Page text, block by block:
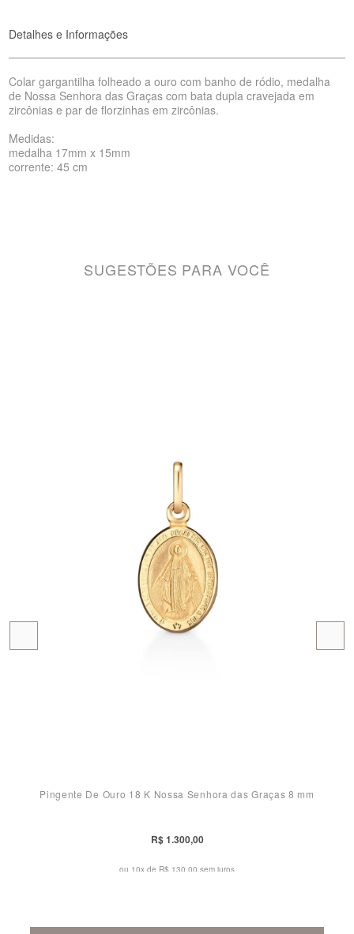
Detalhes e Informações
Colar gargantilha folheado a ouro com banho de ródio, medalha
de Nossa Senhora das Graças com bata dupla cravejada em
zircônias e par de florzinhas em zircônias.
Medidas:
medalha 17mm x 15mm
corrente: 45 cm
SUGESTÕES PARA VOCÊ
Pingente De Ouro 18 K Nossa Senhora das Graças 8 mm
R$ 1.300,00
ou 10x de R$ 130,00 sem juros